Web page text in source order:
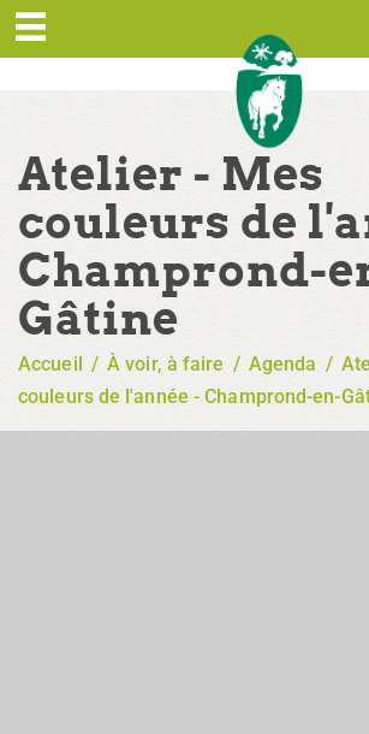
Atelier - Mes
couleurs de
Champrond-
Gâtine
Accueil / À voir, à faire / Agenda /
couleurs de l'année - Champrond-en-